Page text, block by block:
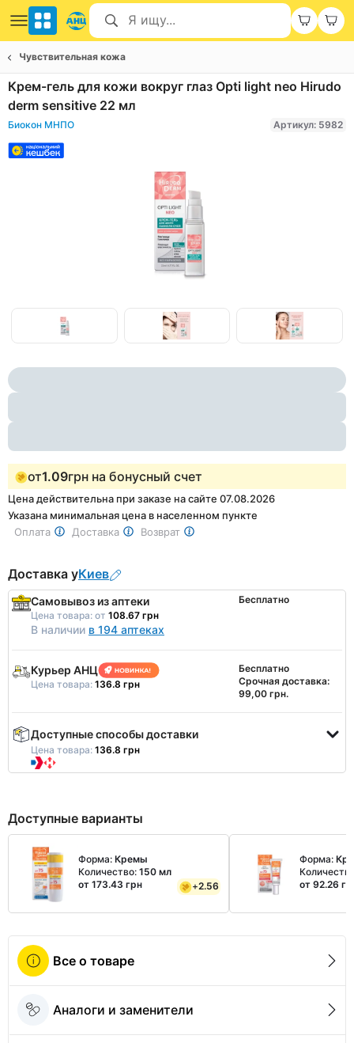
Чувствительная кожа
Крем-гель для кожи вокруг глаз Opti light neo Hirudo
derm sensitive 22 мл
Биокон МНПО Артикул: 5982
Item
of
1
of
от1.09грн на бонусный счет
Цена действительна при заказе на сайте 07.08.2026
Указана минимальная цена в населенном пункте
Оплата
Доставка Возврат
Доставка уКиев
Самовывоз из аптеки
Цена товара: от 108.67 грн
В наличии в 194 аптеках
Бесплатно
Курьер АНЦ
Цена товара: 136.8 грн
Бесплатно
Срочная доставка:
99,00 грн.
Доступные способы доставки
Цена товара: 136.8 грн
Доступные варианты
Форма: Кремы
Количество: 150 мл
от 173.43 грн
+2.56
Форма:
от 92.26
Все о товаре
Аналоги и заменители